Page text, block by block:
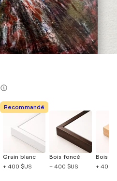
Recommandé
Grain blanc
+ 400 $US
Bois foncé
+ 400 $US
Bois
+ 400